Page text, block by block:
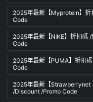
2025年最新【Myprotein】
Code
2025年最新【NIKE】折扣碼
Code
2025年最新【PUMA】折扣
Code
2025年最新【Strawberrynet
/Discount /Promo Code